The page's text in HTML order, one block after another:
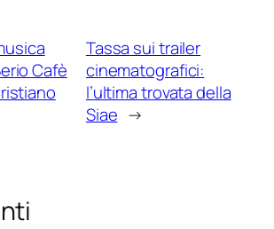
Cafè
Tassa sui trailer
cinematografici:
l’ultima trovata della
Siae →